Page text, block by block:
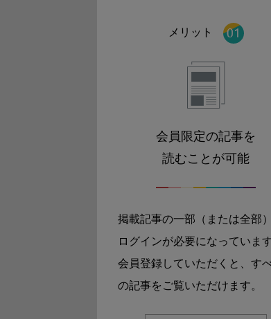
メリット
会員限定の記事を
読むことが可能
掲載記事の一部（または全部）
ログインが必要になっています
会員登録していただくと、すべ
の記事をご覧いただけます。